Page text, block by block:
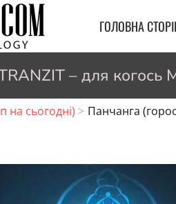
ГОЛОВНА
– для когось
на сьогодні) Панчанга